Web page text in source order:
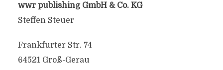
wwr publishing GmbH & Co. KG
Steffen Steuer
Frankfurter Str. 74
64521 Groß-Gerau